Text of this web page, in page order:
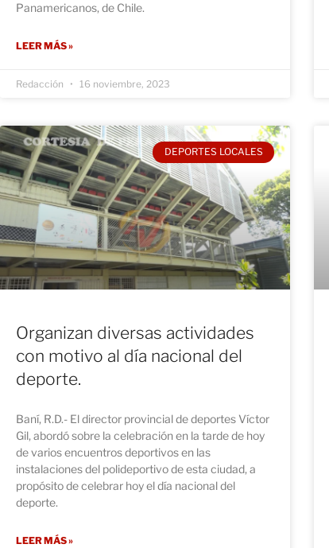
Panamericanos, de Chile.
LEER MÁS »
Redacción 16 noviembre, 2023
DEPORTES LOCALES
Organizan diversas actividades
con motivo al día nacional del
deporte.
Baní, R.D.- El director provincial de deportes Víctor
Gil, abordó sobre la celebración en la tarde de hoy
de varios encuentros deportivos en las
instalaciones del polideportivo de esta ciudad, a
propósito de celebrar hoy el día nacional del
deporte.
LEER MÁS »